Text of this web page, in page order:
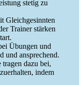
stetig zu
Gleichgesinnten
Trainer stärken
Übungen und
und ansprechend.
dazu bei,
indem